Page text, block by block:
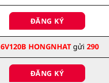
ĐĂNG KÝ
6V120B HONGNHAT gửi 290
ĐĂNG KÝ